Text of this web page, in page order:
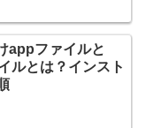
appファイルと
ルとは？インスト